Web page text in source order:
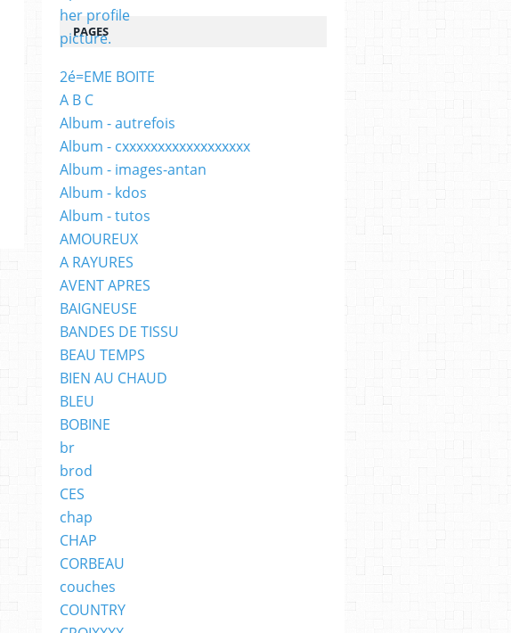
PAGES
2é=EME BOITE
A B C
Album - autrefois
Album - cxxxxxxxxxxxxxxxxxx
Album - images-antan
Album - kdos
Album - tutos
AMOUREUX
A RAYURES
AVENT APRES
BAIGNEUSE
BANDES DE TISSU
BEAU TEMPS
BIEN AU CHAUD
BLEU
BOBINE
br
brod
CES
chap
CHAP
CORBEAU
couches
COUNTRY